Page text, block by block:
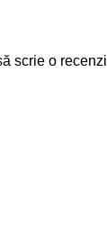
scrie o